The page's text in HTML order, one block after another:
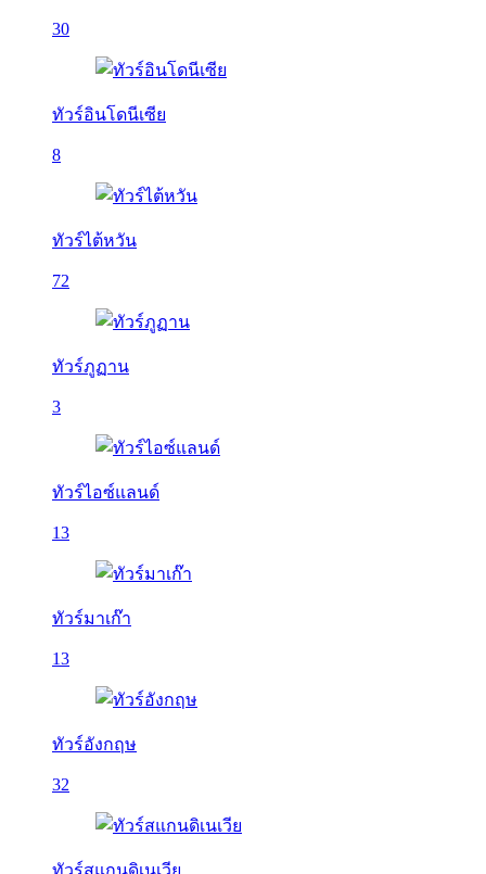
30
ทัวร์อินโดนีเซีย
8
ทัวร์ไต้หวัน
72
ทัวร์ภูฏาน
3
ทัวร์ไอซ์แลนด์
13
ทัวร์มาเก๊า
13
ทัวร์อังกฤษ
32
ทัวร์สแกนดิเนเวีย